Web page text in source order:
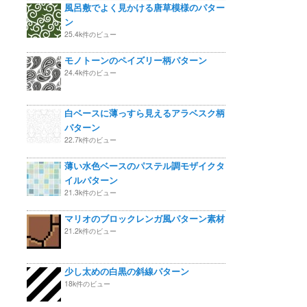
風呂敷でよく見かける唐草模様のパター
ン
25.4k件のビュー
モノトーンのペイズリー柄パターン
24.4k件のビュー
白ベースに薄っすら見えるアラベスク柄
パターン
22.7k件のビュー
薄い水色ベースのパステル調モザイクタ
イルパターン
21.3k件のビュー
マリオのブロックレンガ風パターン素材
21.2k件のビュー
少し太めの白黒の斜線パターン
18k件のビュー